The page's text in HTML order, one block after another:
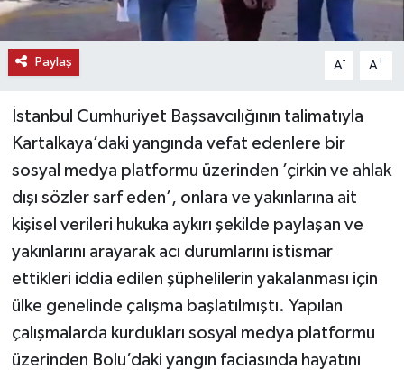
Paylaş A- A+
İstanbul Cumhuriyet Başsavcılığının talimatıyla
Kartalkaya’daki yangında vefat edenlere bir
sosyal medya platformu üzerinden ’çirkin ve ahlak
dışı sözler sarf eden’, onlara ve yakınlarına ait
kişisel verileri hukuka aykırı şekilde paylaşan ve
yakınlarını arayarak acı durumlarını istismar
ettikleri iddia edilen şüphelilerin yakalanması için
ülke genelinde çalışma başlatılmıştı. Yapılan
çalışmalarda kurdukları sosyal medya platformu
üzerinden Bolu’daki yangın faciasında hayatını
TEKNOLOJİ